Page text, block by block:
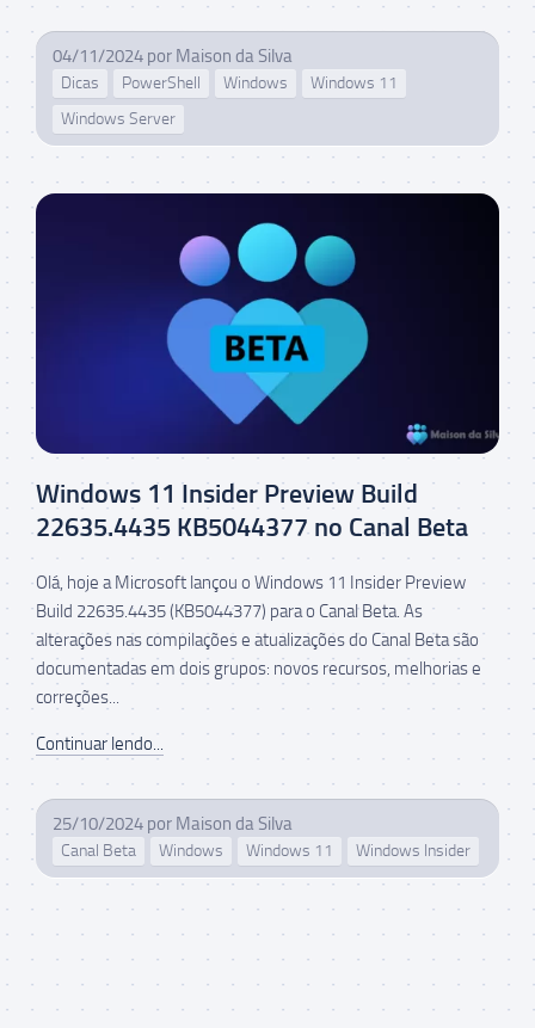
04/11/2024 por Maison da Silva
Dicas PowerShell Windows
Windows 11
Windows Server
Windows 11 Insider Preview Build
22635.4435 KB5044377 no Canal Beta
Olá, hoje a Microsoft lançou o Windows 11 Insider Preview
Build 22635.4435 (KB5044377) para o Canal Beta. As
alterações nas compilações e atualizações do Canal Beta são
documentadas em dois grupos: novos recursos, melhorias e
correções...
Continuar lendo...
25/10/2024 por Maison da Silva
Canal Beta Windows Windows 11 Windows Insider